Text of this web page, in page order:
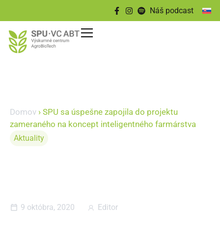
Náš podcast
Domov › SPU sa úspešne zapojila do projektu
zameraného na koncept inteligentného farmárstva
Aktuality
9 októbra, 2020 Editor